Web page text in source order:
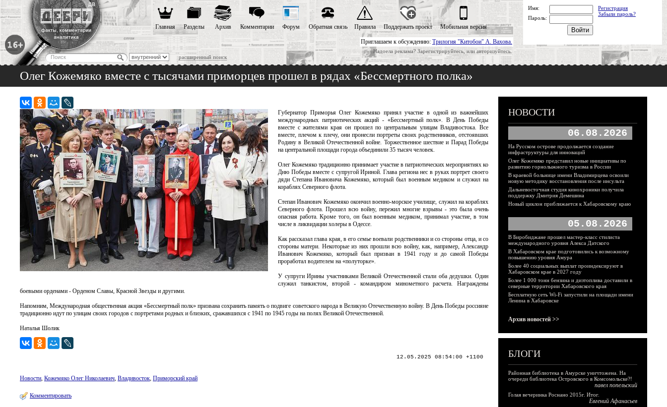
Приглашаем к обсуждению: Трилогия "Китобои" А. Вахова.
Надоела реклама? Зарегистрируйтесь, или авторизуйтесь.
расширенный поиск
Главная Разделы Архив Комментарии Форум Обратная связь Правила Поддержать проект Мобильная версия
Имя:
Регистрация
Забыли пароль?
Пароль:
Олег Кожемяко вместе с тысячами приморцев прошел в рядах «Бессмертного полка»
Губернатор Приморья Олег Кожемяко принял участие в одной из важнейших
международных патриотических акций - «Бессмертный полк». В День Победы
вместе с жителями края он прошел по центральным улицам Владивостока. Все
вместе, плечом к плечу, они пронесли портреты своих родственников, отстоявших
Родину в Великой Отечественной войне. Торжественное шествие и Парад Победы
на центральной площади города объединили 35 тысяч человек.
Олег Кожемяко традиционно принимает участие в патриотических мероприятиях ко
Дню Победы вместе с супругой Ириной. Глава региона нес в руках портрет своего
дяди Степана Ивановича Кожемяко, который был военным медиком и служил на
кораблях Северного флота.
Степан Иванович Кожемяко окончил военно-морское училище, служил на кораблях
Северного флота. Прошел всю войну, пережил многие взрывы - это была очень
опасная работа. Кроме того, он был военным медиком, принимал участие, в том
числе в ликвидации холеры в Одессе.
Как рассказал глава края, в его семье воевали родственники и со стороны отца, и со
стороны матери. Некоторые из них прошли всю войну, как, например, Александр
Иванович Кожемяко, который был призван в 1941 году и до самой Победы
проработал водителем на «полуторке».
У супруги Ирины участниками Великой Отечественной стали оба дедушки. Один
служил танкистом, второй - командиром минометного расчета. Награждены
боевыми орденами - Орденом Славы, Красной Звезды и другими.
Напомним, Международная общественная акция «Бессмертный полк» призвана сохранить память о подвиге советского народа в Великую Отечественную войну. В День Победы россияне
традиционно идут по улицам своих городов с портретами родных и близких, сражавшихся с 1941 по 1945 годы на полях Великой Отечественной.
Наталья Шолик
12.05.2025 08:54:00 +1100
Новости, Кожемяко Олег Николаевич, Владивосток, Приморский край
Комментировать
НОВОСТИ
06.08.2026
На Русском острове продолжается создание
инфраструктуры для инноваций
Олег Кожемяко представил новые инициативы по
развитию горнолыжного туризма в России
В краевой больнице имени Владимирцева освоили
новую методику восстановления после инсульта
Дальневосточная студия кинохроники получила
поддержку Дмитрия Демешина
Новый циклон приближается к Хабаровскому краю
05.08.2026
В Биробиджане прошел мастер-класс стилиста
международного уровня Алекса Датского
В Хабаровском крае подготовились к возможному
повышению уровня Амура
Более 40 социальных выплат проиндексируют в
Хабаровском крае в 2027 году
Более 1 000 тонн бензина и дизтоплива доставили в
северные территории Хабаровского края
Бесплатную сеть Wi-Fi запустили на площади имени
Ленина в Хабаровске
Архив новостей >>
БЛОГИ
Районная библиотека в Амурске уничтожена. На
очереди библиотека Островского в Комсомольске?!
павел попельский
Голая вечеринка Роснано 2015г. Итог.
Евгений Афанасьев